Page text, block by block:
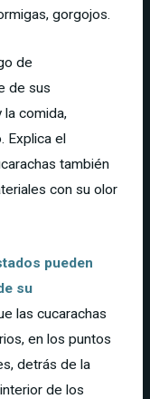
gorgojos.
de
de sus
comida,
Explica el
también
con su olor
pueden
su
las cucarachas
en los puntos
detrás de la
de los